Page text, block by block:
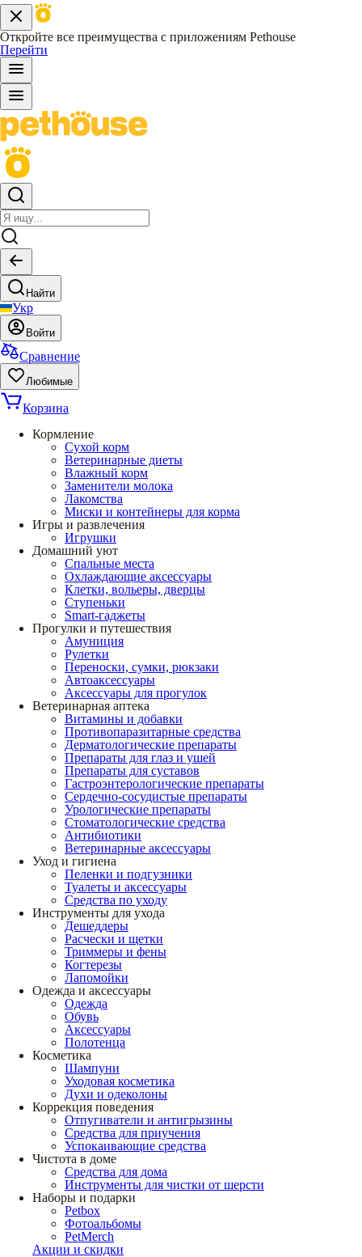
Откройте все преимущества с приложениям Pethouse
Перейти
Найти
Укр
Войти
Сравнение
Любимые
Корзина
Кормление
Сухой корм
Ветеринарные диеты
Влажный корм
Заменители молока
Лакомства
Миски и контейнеры для корма
Игры и развлечения
Игрушки
Домашний уют
Спальные места
Охлаждающие аксессуары
Клетки, вольеры, дверцы
Ступеньки
Smart-гаджеты
Прогулки и путешествия
Амуниция
Рулетки
Переноски, сумки, рюкзаки
Автоаксессуары
Аксессуары для прогулок
Ветеринарная аптека
Витамины и добавки
Противопаразитарные средства
Дерматологические препараты
Препараты для глаз и ушей
Препараты для суставов
Гастроэнтерологические препараты
Сердечно-сосудистые препараты
Урологические препараты
Стоматологические средства
Антибиотики
Ветеринарные аксессуары
Уход и гигиена
Пеленки и подгузники
Туалеты и аксессуары
Средства по уходу
Инструменты для ухода
Дешеддеры
Расчески и щетки
Триммеры и фены
Когтерезы
Лапомойки
Одежда и аксессуары
Одежда
Обувь
Аксессуары
Полотенца
Косметика
Шампуни
Уходовая косметика
Духи и одеколоны
Коррекция поведения
Отпугиватели и антигрызины
Средства для приучения
Успокаивающие средства
Чистота в доме
Средства для дома
Инструменты для чистки от шерсти
Наборы и подарки
Petbox
Фотоальбомы
PetMerch
Акции и скидки